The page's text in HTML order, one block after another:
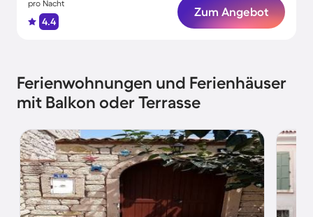
pro Nacht
4.4
Zum Angebot
Ferienwohnungen und Ferienhäuser
mit Balkon oder Terrasse